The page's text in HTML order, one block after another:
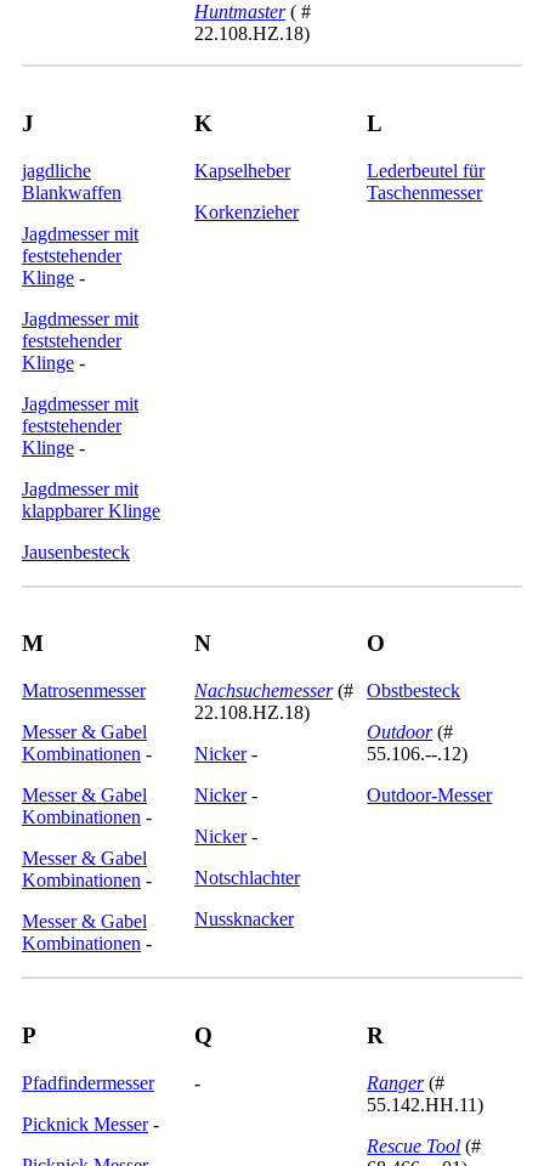
Huntmaster( #
22.108.HZ.18)
J
jagdliche
Blankwaffen
Jagdmesser mit
feststehender
Klinge -
Jagdmesser mit
feststehender
Klinge -
Jagdmesser mit
feststehender
Klinge -
Jagdmesser mit
klappbarer Klinge
Jausenbesteck
K
Kapselheber
Korkenzieher
L
Lederbeutel für
Taschenmesser
M
Matrosenmesser
Messer & Gabel
Kombinationen -
Messer & Gabel
Kombinationen -
Messer & Gabel
Kombinationen -
Messer & Gabel
Kombinationen -
N
Nachsuchemesser(#
22.108.HZ.18)
Nicker-
Nicker-
Nicker-
Notschlachter
Nussknacker
O
Obstbesteck
Outdoor(#
55.106.--.12)
Outdoor-Messer
P
Pfadfindermesser
Picknick Messer-
Q
-
R
Ranger(#
55.142.HH.11)
Rescue Tool (#